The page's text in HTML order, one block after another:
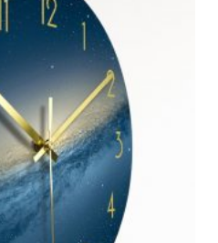
prix :
55,90 €
à
65,90 €
plusieurs
variations.
Les
options
peuvent
être
choisies
sur
la